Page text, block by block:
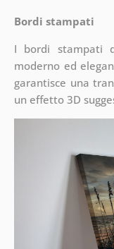
Bordi stampati
I bordi stampati
moderno ed
garantisce una
un effetto 3D